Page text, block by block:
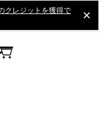
クレジットを獲得で